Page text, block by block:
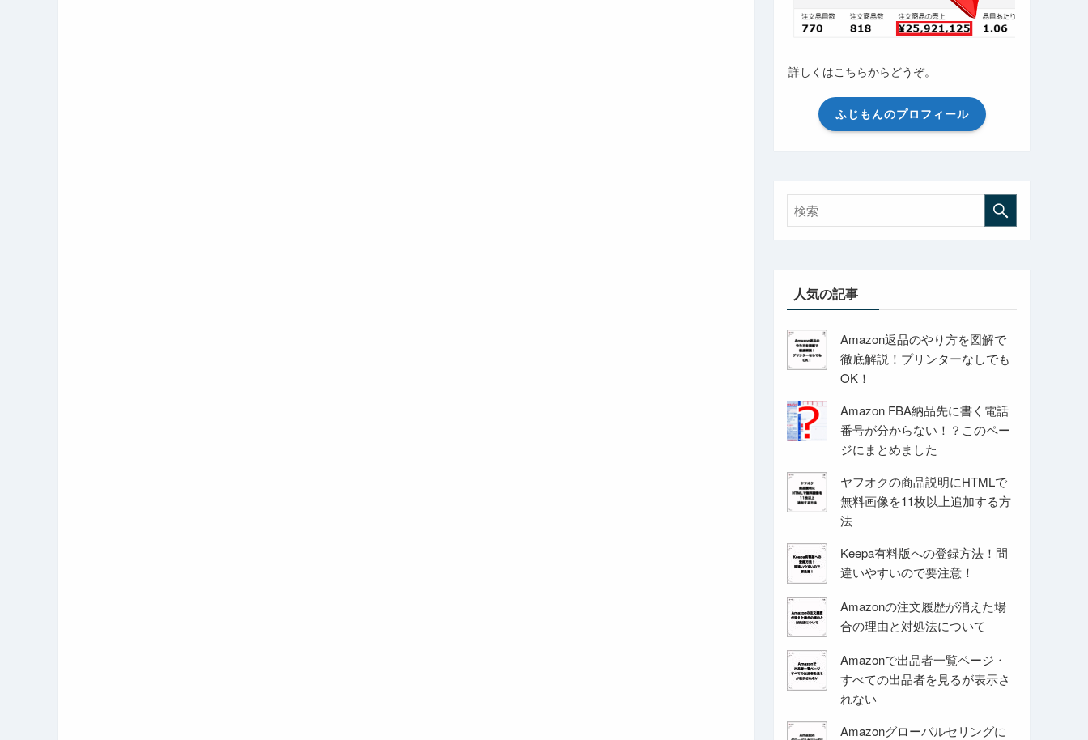
詳しくはこちらからどうぞ。
ふじもんのプロフィール
人気の記事
Amazon返品のやり方を図解で
徹底解説！プリンターなしでも
OK！
Amazon FBA納品先に書く電話
番号が分からない！？このペー
ジにまとめました
ヤフオクの商品説明にHTMLで
無料画像を11枚以上追加する方
法
Keepa有料版への登録方法！間
違いやすいので要注意！
Amazonの注文履歴が消えた場
合の理由と対処法について
Amazonで出品者一覧ページ・
すべての出品者を見るが表示さ
れない
Amazonグローバルセリングに